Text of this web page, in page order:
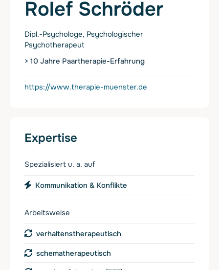
Rolef Schröder
Dipl.-Psychologe, Psychologischer
Psychotherapeut
> 10 Jahre Paartherapie-Erfahrung
https://www.therapie-muenster.de
Expertise
Spezialisiert u. a. auf
Kommunikation & Konflikte
Arbeitsweise
verhaltenstherapeutisch
schematherapeutisch